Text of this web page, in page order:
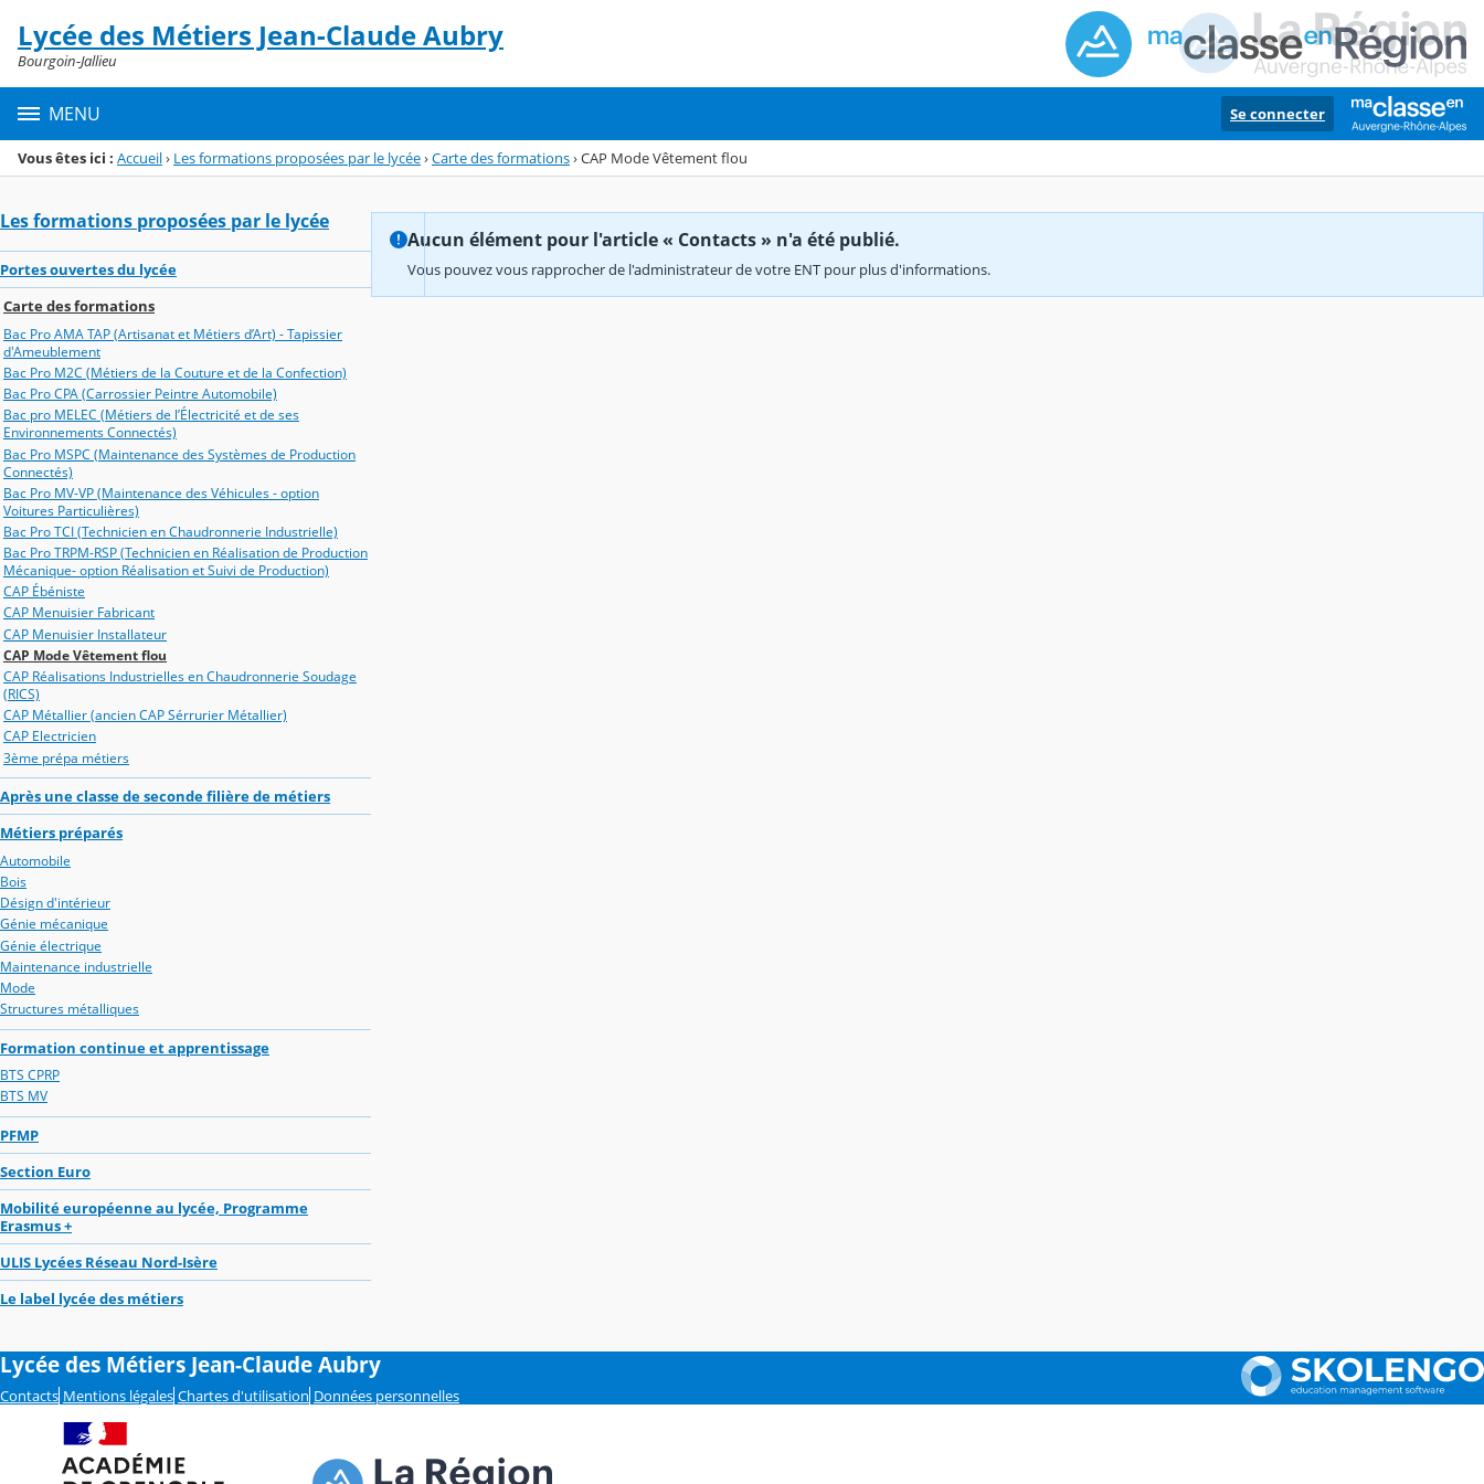
Menu de la rubrique
Contenu
Lycée des Métiers Jean-Claude Aubry
Bourgoin-Jallieu
MENU Se connecter
Vous êtes ici : Accueil› Les formations proposées par le lycée›Carte des formations›CAP Mode Vêtement flou
Les formations proposées par le lycée
Portes ouvertes du lycée
Carte des formations
Bac Pro AMA TAP (Artisanat et Métiers d’Art) - Tapissier
d'Ameublement
Bac Pro M2C (Métiers de la Couture et de la Confection)
Bac Pro CPA (Carrossier Peintre Automobile)
Bac pro MELEC (Métiers de l’Électricité et de ses
Environnements Connectés)
Bac Pro MSPC (Maintenance des Systèmes de Production
Connectés)
Bac Pro MV-VP (Maintenance des Véhicules - option
Voitures Particulières)
Bac Pro TCI (Technicien en Chaudronnerie Industrielle)
Bac Pro TRPM-RSP (Technicien en Réalisation de Production
Mécanique- option Réalisation et Suivi de Production)
CAP Ébéniste
CAP Menuisier Fabricant
CAP Menuisier Installateur
CAP Mode Vêtement flou
CAP Réalisations Industrielles en Chaudronnerie Soudage
(RICS)
CAP Métallier (ancien CAP Sérrurier Métallier)
CAP Electricien
3ème prépa métiers
Après une classe de seconde filière de métiers
Métiers préparés
Automobile
Bois
Désign d'intérieur
Génie mécanique
Génie électrique
Maintenance industrielle
Mode
Structures métalliques
Formation continue et apprentissage
BTS CPRP
BTS MV
PFMP
Section Euro
Mobilité européenne au lycée, Programme
Erasmus +
ULIS Lycées Réseau Nord-Isère
Le label lycée des métiers
Aucun élément pour l'article « Contacts » n'a été publié.
Vous pouvez vous rapprocher de l'administrateur de votre ENT pour plus d'informations.
Lycée des Métiers Jean-Claude Aubry
Contacts Mentions légales Chartes d'utilisation Données personnelles